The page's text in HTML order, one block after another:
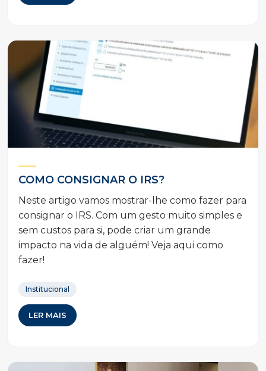
COMO CONSIGNAR O IRS?
Neste artigo vamos mostrar-lhe como fazer para
consignar o IRS. Com um gesto muito simples e
sem custos para si, pode criar um grande
impacto na vida de alguém! Veja aqui como
fazer!
Institucional
LER MAIS